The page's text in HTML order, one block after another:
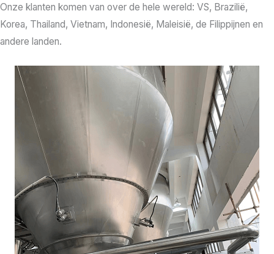
Onze klanten komen van over de hele wereld: VS, Brazilië,
Korea, Thailand, Vietnam, Indonesië, Maleisië, de Filippijnen en
andere landen.